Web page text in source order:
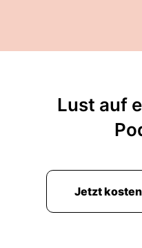
Lust auf
Jetzt